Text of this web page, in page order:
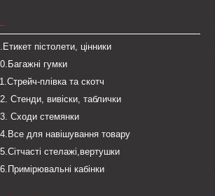
пістолети, цінники
гумки
плівка та скотч
Стенди, вивіски, таблички
Сходи стемянки
для навішування товару
стелажі,вертушки
кабінки